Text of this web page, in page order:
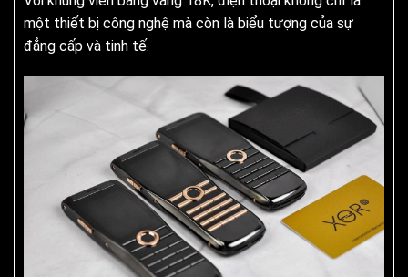
một thiết bị công nghệ mà còn là biểu tượng của sự
đẳng cấp và tinh tế.